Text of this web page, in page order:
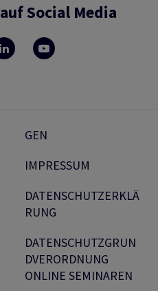
Social Media
GEN
IMPRESSUM
DATENSCHUTZERKLÄ
RUNG
DATENSCHUTZGRUN
DVERORDNUNG
ONLINE SEMINAREN